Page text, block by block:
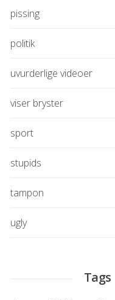
pissing
politik
uvurderlige videoer
viser bryster
sport
stupids
tampon
ugly
Tags